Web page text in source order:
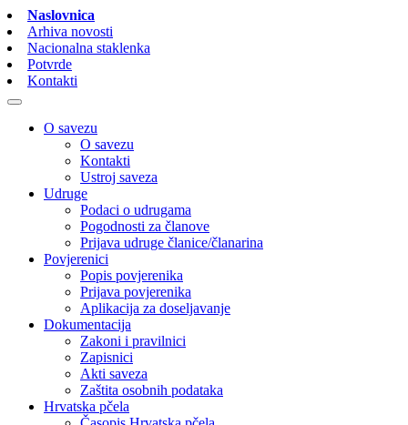
Naslovnica
Arhiva novosti
Nacionalna staklenka
Potvrde
Kontakti
O savezu
O savezu
Kontakti
Ustroj saveza
Udruge
Podaci o udrugama
Pogodnosti za članove
Prijava udruge članice/članarina
Povjerenici
Popis povjerenika
Prijava povjerenika
Aplikacija za doseljavanje
Dokumentacija
Zakoni i pravilnici
Zapisnici
Akti saveza
Zaštita osobnih podataka
Hrvatska pčela